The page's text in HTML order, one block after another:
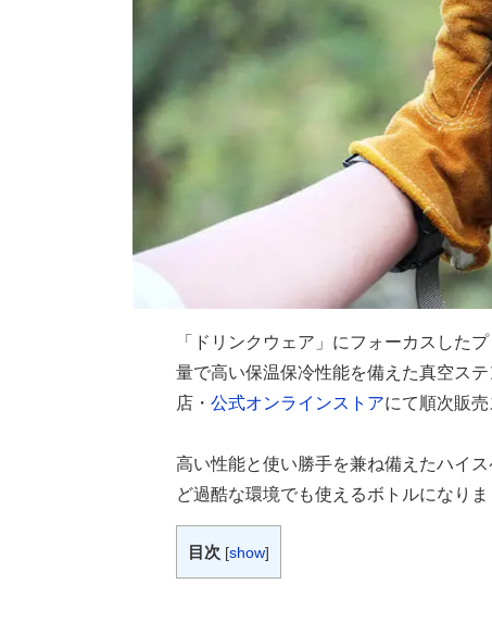
「ドリンクウェア」にフォーカスした
量で高い保温保冷性能を備えた真空ス
店・ 公式オンラインストアにて順次販売
高い性能と使い勝手を兼ね備えたハイ
ど過酷な環境でも使えるボトルになりま
目次 [show]